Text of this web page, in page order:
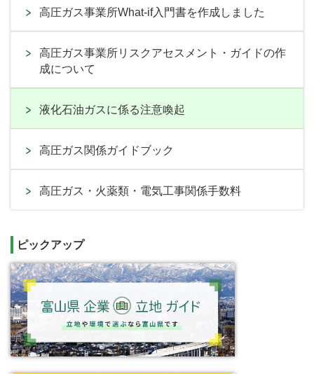
高圧ガス事業所What-if入門書を作成しました
高圧ガス事業所リスクアセスメント・ガイドの作
成について
液化石油ガスに係る注意喚起
高圧ガス関係ガイドブック
高圧ガス・火薬類・電気工事関係手数料
ピックアップ